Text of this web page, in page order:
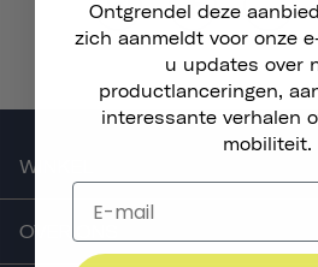
WINKEL
OVER ONS
Ontgrendel deze
zich aanmeldt voor onze
u updates over
productlanceringen,
interessante verhalen
mobiliteit.